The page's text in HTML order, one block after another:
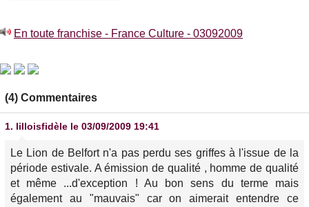
En toute franchise - France Culture - 03092009
(4) Commentaires
1. lilloisfidèle le 03/09/2009 19:41
Le Lion de Belfort n'a pas perdu ses griffes à l'issue de la
période estivale. A émission de qualité , homme de qualité
et même ...d'exception ! Au bon sens du terme mais
également au "mauvais" car on aimerait entendre ce